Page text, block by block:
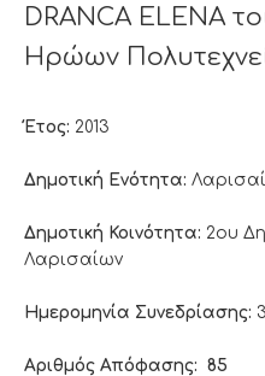
DRANCA ELENA
Ηρώων
Έτος: 2013
Δημοτική Ενότητα:
Δημοτική Κοινότητα: 2ου
Λαρισαίων
Ημερομηνία Συνεδρίασης:
Αριθμός Απόφασης: 85